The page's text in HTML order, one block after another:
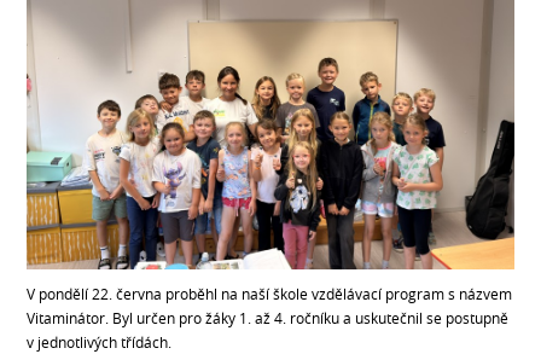
V pondělí 22. června proběhl na naší škole vzdělávací program s názvem
Vitaminátor. Byl určen pro žáky 1. až 4. ročníku a uskutečnil se postupně
v jednotlivých třídách.